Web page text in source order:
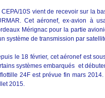
CEPA/10S vient de recevoir sur la
Cet aéronef, ex-avion à
Mérignac pour la partie
système de transmission par
le 18 février, cet aéronef est
systèmes embarqués et
24F est prévue fin mars
2015.